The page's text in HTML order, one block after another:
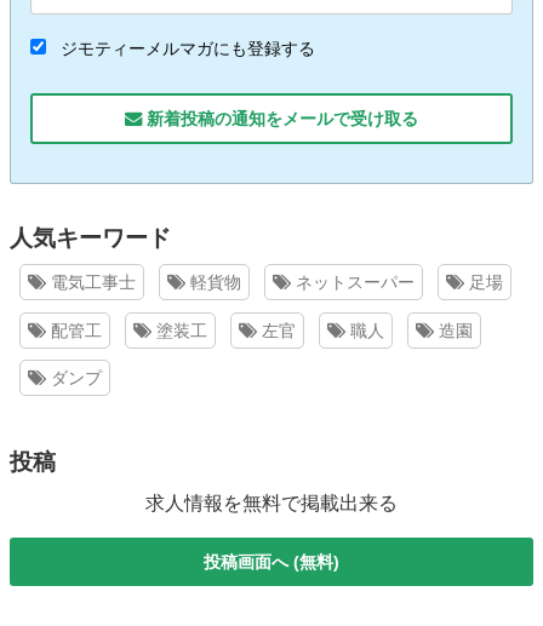
ジモティーメルマガにも登録する
新着投稿の通知をメールで受け取る
人気キーワード
電気工事士 軽貨物 ネットスーパー 足場
配管工 塗装工 左官 職人 造園
ダンプ
投稿
求人情報を無料で掲載出来る
投稿画面へ (無料)